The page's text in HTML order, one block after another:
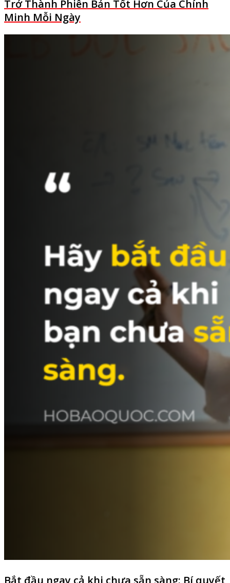
Trở Thành Phiên Bản Tốt Hơn Của Chính
Minh Mỗi Ngày